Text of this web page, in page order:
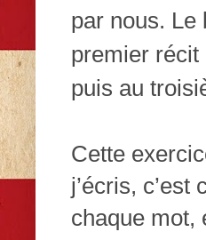
par nous. Le
premier récit
puis au
Cette
j’écris,
chaque mot,